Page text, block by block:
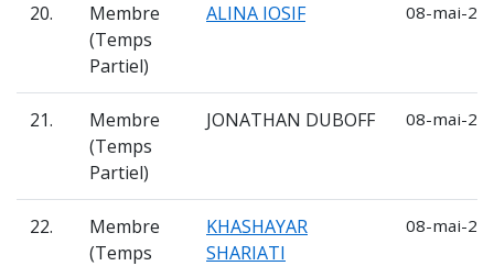
20.
Membre
(Temps
Partiel)
ALINA IOSIF 08-mai-
21.
Membre
(Temps
Partiel)
JONATHAN DUBOFF 08-mai-
22.
Membre
(Temps
KHASHAYAR
SHARIATI
08-mai-